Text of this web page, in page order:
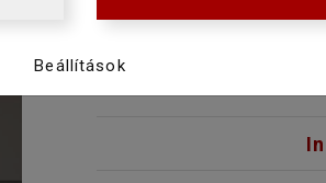
Beállítások